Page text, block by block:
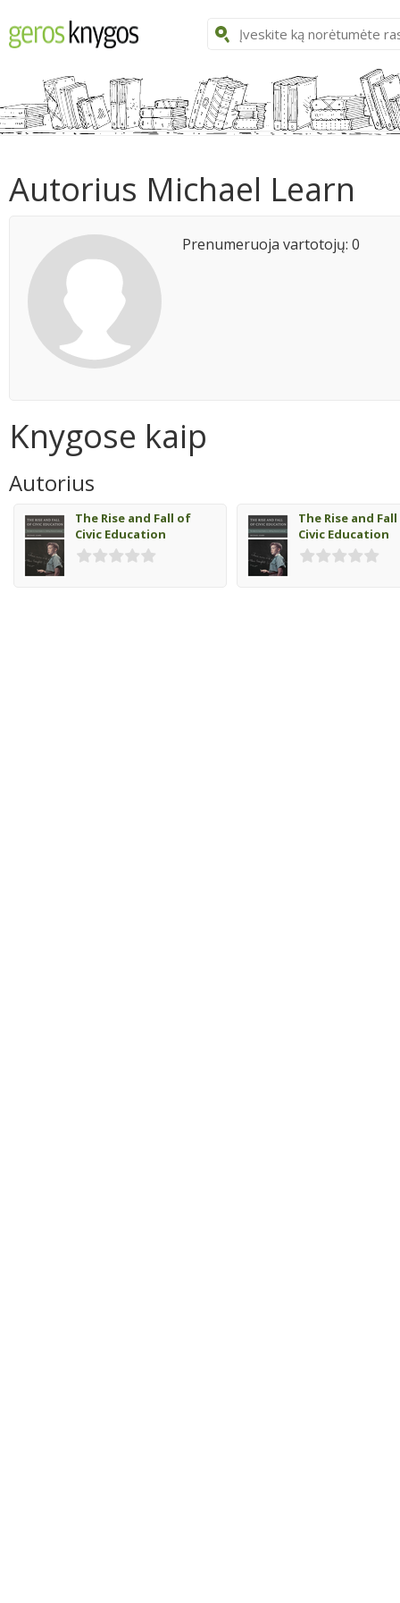
Autorius Michael Learn
Prenumeruoja vartotojų: 0
Knygose kaip
Autorius
The Rise and Fall of
Civic Education
The Rise and
Civic Education